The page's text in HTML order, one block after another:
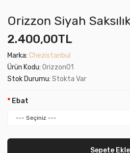
Orizzon Siyah Saksılık
2.400,00TL
Marka: Chezistanbul
Ürün Kodu: Orizzon01
Stok Durumu: Stokta Var
Ebat
Sepete Ekle